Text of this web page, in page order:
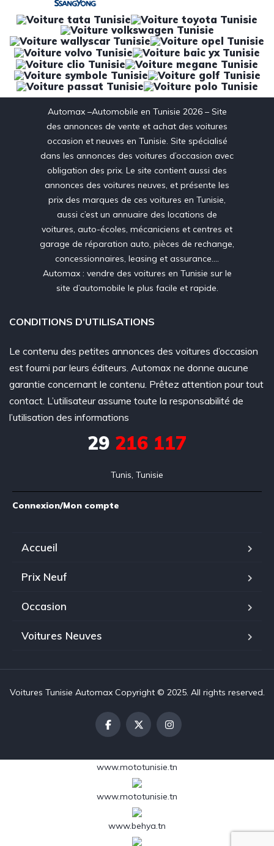
Automax –Automobile en Tunisie 2026 – Site
des annonces de vente et achat des voitures
occasion et neuves en Tunisie. Site spécialisé
dans les annonces des voitures d’occasion avec
obligation des prix. Le site contient aussi des
annonces des voitures neuves, et présente les
prix des marques de ces voitures en Tunisie,
aussi c’est un annuaire des locations de
voitures, auto-écoles, mécaniciens et centres et
garage de réparation auto, pièces de rechange,
concessionnaires, leasing et assurance….
Automax : vendre des voitures en Tunisie sur le
site d’automobile le plus facile et rapide.
CONDITIONS D’UTILISATIONS
Le contenu des petites annonces des voitures d’occasion
est fourni par leurs éditeurs. Automax ne donne aucune
garantie concernant le contenu. Prêtez attention pour tout
contact. L’utilisateur assume toute la responsabilité de
l’utilisation des informations
29 216 117
Tunis, Tunisie
Connexion/Mon compte
Accueil
Prix Neuf
Occasion
Voitures Neuves
Voitures Tunisie Automax Copyright © 2025. All rights reserved.
www.mototunisie.tn
www.mototunisie.tn
www.behya.tn